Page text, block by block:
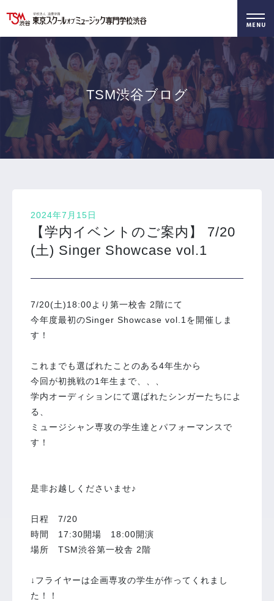
学科・専攻 資料請求 オープンキャンパス
TSM渋谷ブログ
2024年7月15日
【学内イベントのご案内】 7/20
(土) Singer Showcase vol.1
7/20(土)18:00より第一校舎 2階にて
今年度最初のSinger Showcase vol.1を開催しま
す！
これまでも選ばれたことのある4年生から
今回が初挑戦の1年生まで、、、
学内オーディションにて選ばれたシンガーたちによ
る、
ミュージシャン専攻の学生達とパフォーマンスで
す！ ⁡
是非お越しくださいませ♪ ⁡
日程 7/20
時間 17:30開場 18:00開演
場所 TSM渋谷第一校舎 2階
↓フライヤーは企画専攻の学生が作ってくれまし
た！！